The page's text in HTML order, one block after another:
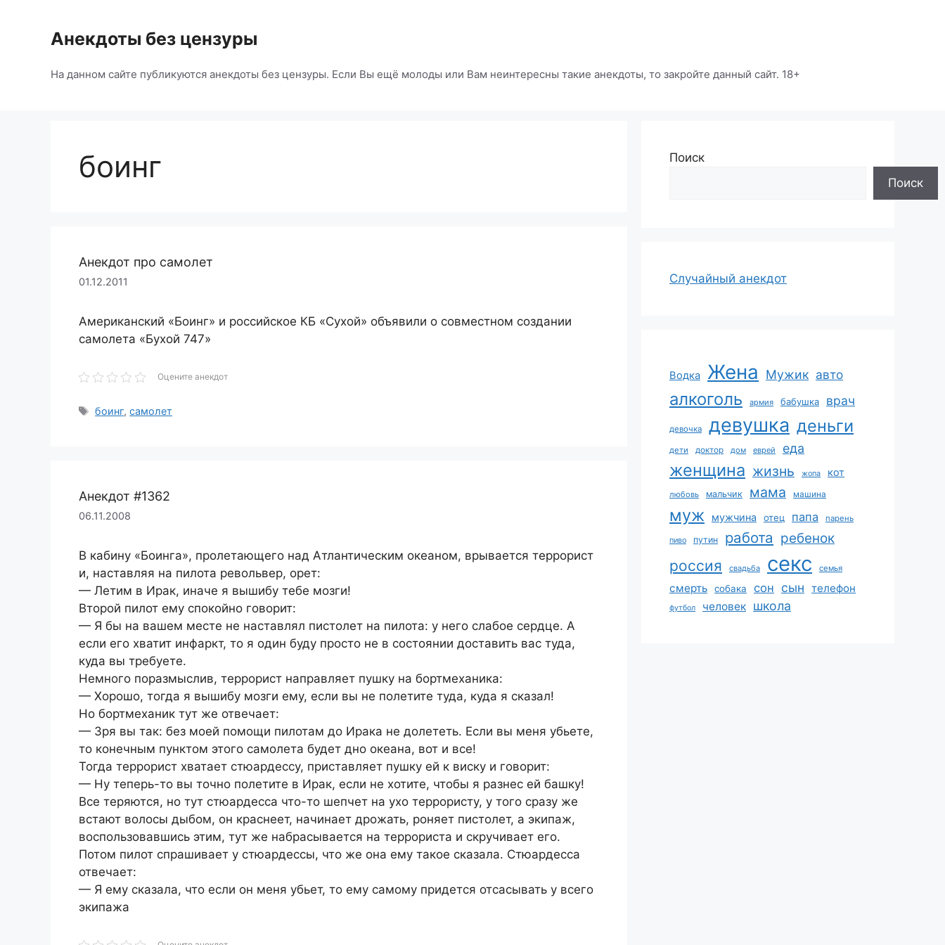
содержимомуАнекдоты без цензуры
На данном сайте публикуются анекдоты без цензуры. Если Вы ещё молоды или Вам неинтересны такие анекдоты, то закройте данный сайт. 18+
боинг
Анекдот про самолет
01.12.2011
Американский «Боинг» и российское КБ «Сухой» объявили о совместном создании
самолета «Бухой 747»
Оцените анекдот
Метки
боинг,самолет
Анекдот #1362
06.11.2008
В кабину «Боинга», пролетающего над Атлантическим океаном, врывается террорист
и, наставляя на пилота револьвер, орет:
— Летим в Ирак, иначе я вышибу тебе мозги!
Второй пилот ему спокойно говорит:
— Я бы на вашем месте не наставлял пистолет на пилота: у него слабое сердце. А
если его хватит инфаркт, то я один буду просто не в состоянии доставить вас туда,
куда вы требуете.
Немного поразмыслив, террорист направляет пушку на бортмеханика:
— Хорошо, тогда я вышибу мозги ему, если вы не полетите туда, куда я сказал!
Но бортмеханик тут же отвечает:
— Зря вы так: без моей помощи пилотам до Ирака не долететь. Если вы меня убьете,
то конечным пунктом этого самолета будет дно океана, вот и все!
Тогда террорист хватает стюардессу, приставляет пушку ей к виску и говорит:
— Ну теперь-то вы точно полетите в Ирак, если не хотите, чтобы я разнес ей башку!
Все теряются, но тут стюардесса что-то шепчет на ухо террористу, у того сразу же
встают волосы дыбом, он краснеет, начинает дрожать, роняет пистолет, а экипаж,
воспользовавшись этим, тут же набрасывается на террориста и скручивает его.
Потом пилот спрашивает у стюардессы, что же она ему такое сказала. Стюардесса
отвечает:
— Я ему сказала, что если он меня убьет, то ему самому придется отсасывать у всего
экипажа
Поиск
Поиск
Случайный анекдот
Водка Жена Мужик авто
алкоголь армия бабушка врач
девочка девушка деньги
дети доктор дом еврей еда
женщина жизнь жопа кот
любовь мальчик мама машина
муж мужчина отец папа парень
пиво путин работа ребенок
россия свадьба секс семья
смерть собака сон сын телефон
футбол человек школа